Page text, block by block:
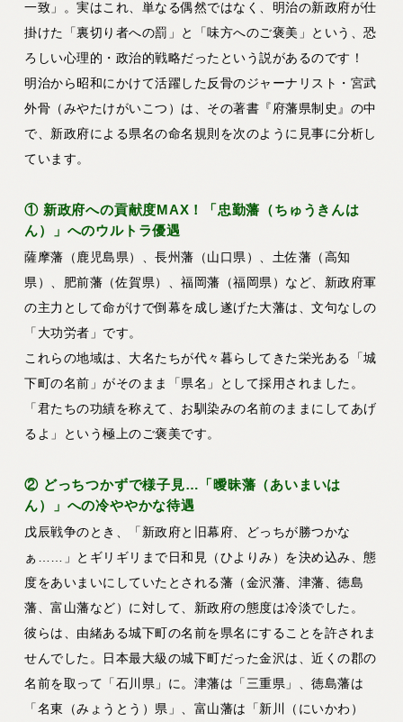
一致」。実はこれ、単なる偶然ではなく、明治の新政府が仕
掛けた
「裏切り者への罰」と「味方へのご褒美」という、恐
ろしい心理的・政治的戦略だったという説があるのです！
明治から昭和にかけて活躍した反骨のジャーナリスト・宮武
外骨（みやたけがいこつ）は、その著書『府藩県制史』の中
で、新政府による県名の命名規則を次のように見事に分析し
ています。
① 新政府への貢献度MAX！「忠勤藩（ちゅうきんは
ん）」へのウルトラ優遇
薩摩藩（鹿児島県）、長州藩（山口県）、土佐藩（高知
県）、肥前藩（佐賀県）、福岡藩（福岡県）など、新政府軍
の主力として命がけで倒幕を成し遂げた大藩は、文句なしの
「大功労者」です。
これらの地域は、大名たちが代々暮らしてきた栄光ある
「城
下町の名前」がそのまま「県名」として採用されました。
「君たちの功績を称えて、お馴染みの名前のままにしてあげ
るよ」という極上のご褒美です。
② どっちつかずで様子見…「曖昧藩（あいまいは
ん）」への冷ややかな待遇
戊辰戦争のとき、「新政府と旧幕府、どっちが勝つかな
ぁ……」とギリギリまで日和見（ひよりみ）を決め込み、態
度をあいまいにしていたとされる藩（金沢藩、津藩、徳島
藩、富山藩など）に対して、新政府の態度は冷淡でした。
彼らは、由緒ある城下町の名前を県名にすることを許されま
せんでした。日本最大級の城下町だった金沢は、近くの郡の
名前を取って「石川県」に。津藩は「三重県」、徳島藩は
「名東（みょうとう）県」、富山藩は「新川（にいかわ）